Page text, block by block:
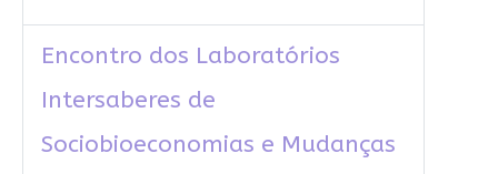
Encontro dos Laboratórios
Intersaberes de
Sociobioeconomias e Mudanças